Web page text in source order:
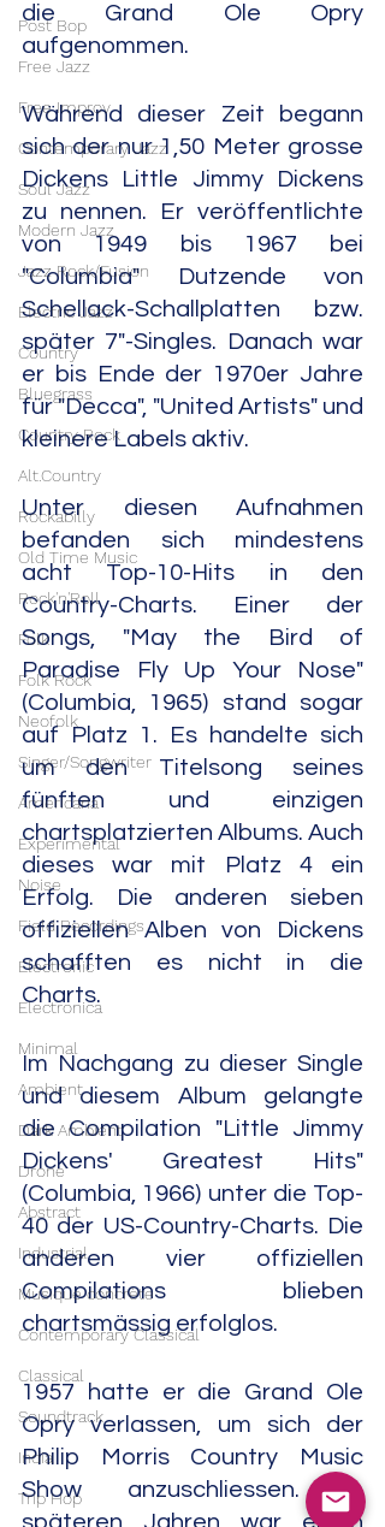
Post Bop
Free Jazz
Free Improv
Contemporary Jazz
Soul Jazz
Modern Jazz
Jazz Rock/Fusion
Electric Jazz
Country
Bluegrass
Country Rock
Alt.Country
Rockabilly
Old Time Music
Rock'n'Roll
Folk
Folk Rock
Neofolk
Singer/Songwriter
Americana
Experimental
Noise
Field Recordings
Electronic
Electronica
Minimal
Ambient
Dark Ambient
Drone
Abstract
Industrial
Musique concrète
Contemporary Classical
Classical
Soundtrack
India
Trip Hop
die Grand Ole Opry
aufgenommen.
Während dieser Zeit begann
sich der nur 1,50 Meter grosse
Dickens Little Jimmy Dickens
zu nennen. Er veröffentlichte
von 1949 bis 1967 bei
"Columbia" Dutzende von
Schellack-Schallplatten bzw.
später 7"-Singles. Danach war
er bis Ende der 1970er Jahre
für "Decca", "United Artists" und
kleinere Labels aktiv.
Unter diesen Aufnahmen
befanden sich mindestens
acht Top-10-Hits in den
Country-Charts. Einer der
Songs, "May the Bird of
Paradise Fly Up Your Nose"
(Columbia, 1965) stand sogar
auf Platz 1. Es handelte sich
um den Titelsong seines
fünften und einzigen
chartsplatzierten Albums. Auch
dieses war mit Platz 4 ein
Erfolg. Die anderen sieben
offiziellen Alben von Dickens
schafften es nicht in die
Charts.
Im Nachgang zu dieser Single
und diesem Album gelangte
die Compilation "Little Jimmy
Dickens' Greatest Hits"
(Columbia, 1966) unter die Top-
40 der US-Country-Charts. Die
anderen vier offiziellen
Compilations blieben
chartsmässig erfolglos.
1957 hatte er die Grand Ole
Opry verlassen, um sich der
Philip Morris Country Music
Show anzuschliessen. In
späteren Jahren war er in